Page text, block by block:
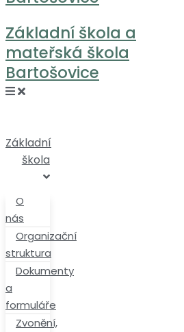
Základní škola a
mateřská škola
Bartošovice
Základní
škola
O
nás
Organizační
struktura
Dokumenty
a
formuláře
Zvonění,